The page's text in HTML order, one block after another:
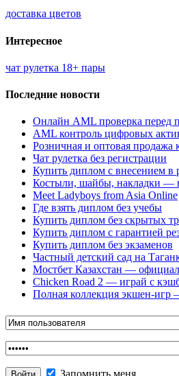
доставка цветов
Интересное
чат рулетка 18+ пары
Последние новости
Онлайн AML проверка перед
AML контроль цифровых
Розничная и оптовая продажа
Чат рулетка без регистрации
Купить диплом с внесением в
Костыли, шайбы, накладки —
Meet Ladyboys from Asia Online
Где взять диплом без учебы
Купить диплом без скрытых
Купить диплом с гарантией
Купить диплом без экзаменов
Частный детский сад на
Мостбет Казахстан —
Chicken Road 2 — играй с
Полная коллекция экшен-игр
Запомнить меня